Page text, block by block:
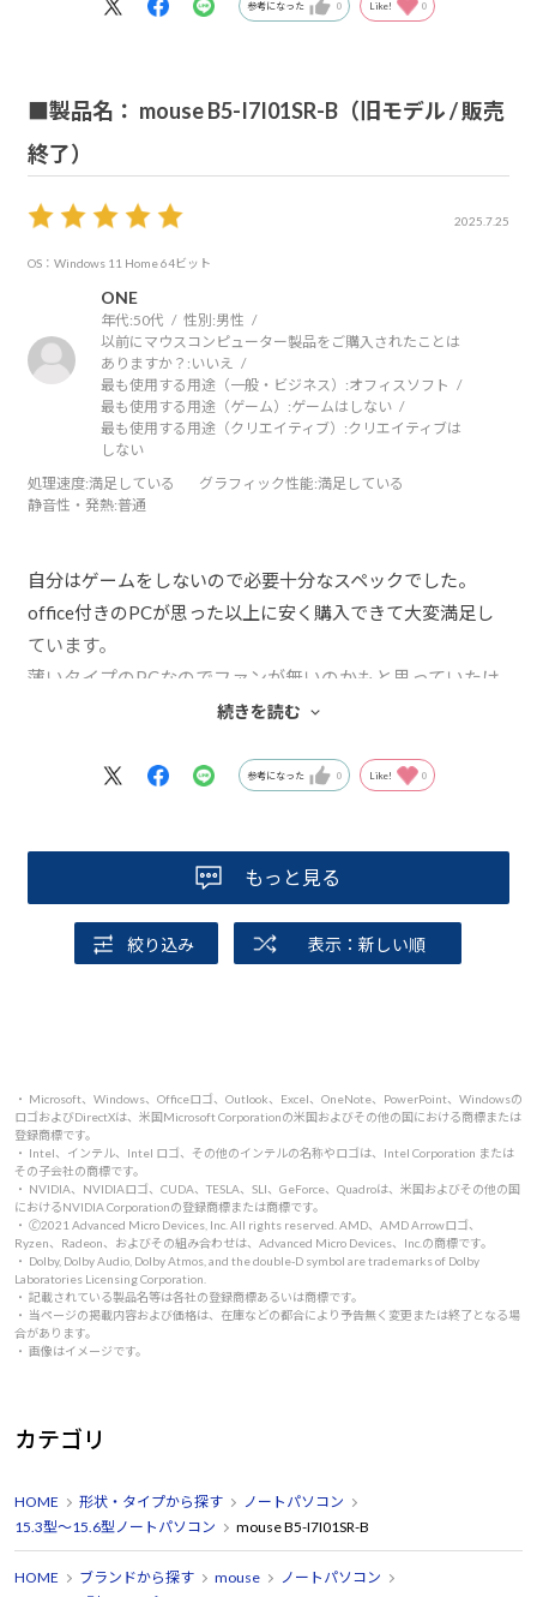
参考になった 0 Like! 0
■製品名： mouse B5-I7I01SR-B（旧モデル / 販売
終了）
2025.7.25
OS：Windows 11 Home 64ビット
ONE
年代:50代 性別:男性
以前にマウスコンピューター製品をご購入されたことは
ありますか？: いいえ
最も使用する用途（一般・ビジネス）:オフィスソフト
最も使用する用途（ゲーム）:ゲームはしない
最も使用する用途（クリエイティブ）:クリエイティブは
しない
処理速度:満足している グラフィック性能:満足している
静音性・発熱:普通
自分はゲームをしないので必要十分なスペックでした。
office付きのPCが思った以上に安く購入できて大変満足し
ています。
薄いタイプのPCなのでファンが無いのかもと思っていたけ
ど、結構ファンの音がします。
永く使いたいです。
続きを読む
参考になった 0 Like! 0
もっと見る
絞り込み 表示：新しい順
・ Microsoft、Windows、Officeロゴ、Outlook、Excel、OneNote、PowerPoint、Windowsの
ロゴおよびDirectXは、米国Microsoft Corporationの米国およびその他の国における商標または
登録商標です。
・ Intel、インテル、Intel ロゴ、その他のインテルの名称やロゴは、Intel Corporation または
その子会社の商標です。
・ NVIDIA、NVIDIAロゴ、CUDA、TESLA、SLI、GeForce、Quadroは、米国およびその他の国
におけるNVIDIA Corporationの登録商標または商標です。
・ 🄫2021 Advanced Micro Devices, Inc. All rights reserved. AMD、AMD Arrowロゴ、
Ryzen、Radeon、およびその組み合わせは、Advanced Micro Devices、Inc.の商標です。
・ Dolby, Dolby Audio, Dolby Atmos, and the double-D symbol are trademarks of Dolby
Laboratories Licensing Corporation.
・ 記載されている製品名等は各社の登録商標あるいは商標です。
・ 当ページの掲載内容および価格は、在庫などの都合により予告無く変更または終了となる場
合があります。
・ 画像はイメージです。
カテゴリ
HOME 形状・タイプから探す
ノートパソコン
15.3型～15.6型ノートパソコン
mouse B5-I7I01SR-B
HOME ブランドから探す mouse
ノートパソコン